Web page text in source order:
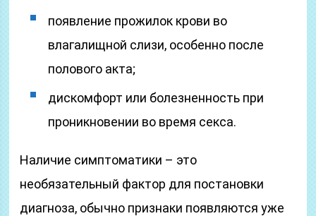
появление прожилок крови во
влагалищной слизи, особенно после
полового акта;
дискомфорт или болезненность при
проникновении во время секса.
Наличие симптоматики – это
необязательный фактор для постановки
диагноза, обычно признаки появляются уже